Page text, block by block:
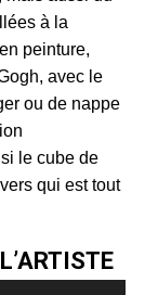
à la
peinture,
avec le
ou de nappe
le cube de
qui est tout